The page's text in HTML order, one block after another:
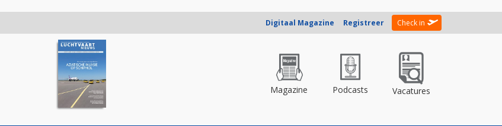
Digitaal Magazine Registreer Check in
Magazine Podcasts Vacatures